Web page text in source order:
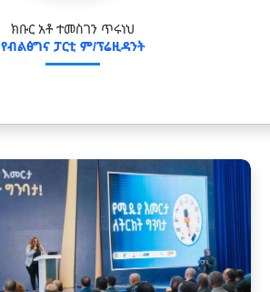
ክቡር አቶ ተመስገን ጥሩነህ
የብልፅግና ፓርቲ ም/ፕሬዚዳንት